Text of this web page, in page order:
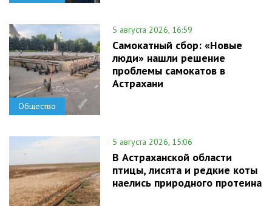
Общество
5 августа 2026, 16:59
Самокатный сбор: «Новые
люди» нашли решение
проблемы самокатов в
Астрахани
5 августа 2026, 15:06
В Астраханской области
птицы, лисята и редкие коты
наелись природного протеина